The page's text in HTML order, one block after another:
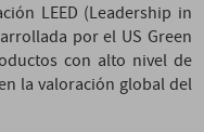
LEED (Leadership in
por el US Green
con alto nivel de
la valoración global del